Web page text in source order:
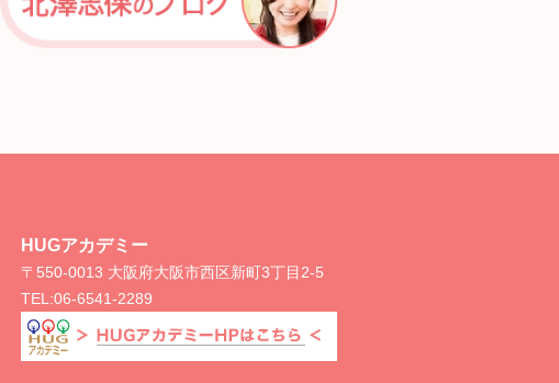
HUGアカデミー
〒550-0013 大阪府大阪市西区新町3丁目2-5
TEL:06-6541-2289